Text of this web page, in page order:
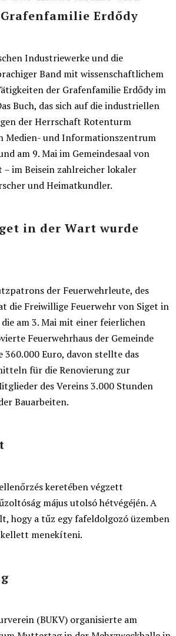
Erdődy
Industriewerke und die
Band mit wissenschaftlichem
der Grafenfamilie Erdődy im
Buch, das sich auf die industriellen
der Herrschaft Rotenturm
Medien- und Informationszentrum
am 9. Mai im Gemeindesaal von
im Beisein zahlreicher lokaler
und Heimatkundler.
in der Wart wurde
der Feuerwehrleute, des
die Freiwillige Feuerwehr von Siget in
am 3. Mai mit einer feierlichen
Feuerwehrhaus der Gemeinde
360.000 Euro, davon stellte das
für die Renovierung zur
des Vereins 3.000 Stunden
Bauarbeiten.
keretében végzett
május utolsó hétvégéjén. A
hogy a tűz egy fafeldolgozó üzemben
menekíteni.
(BUKV) organisierte am